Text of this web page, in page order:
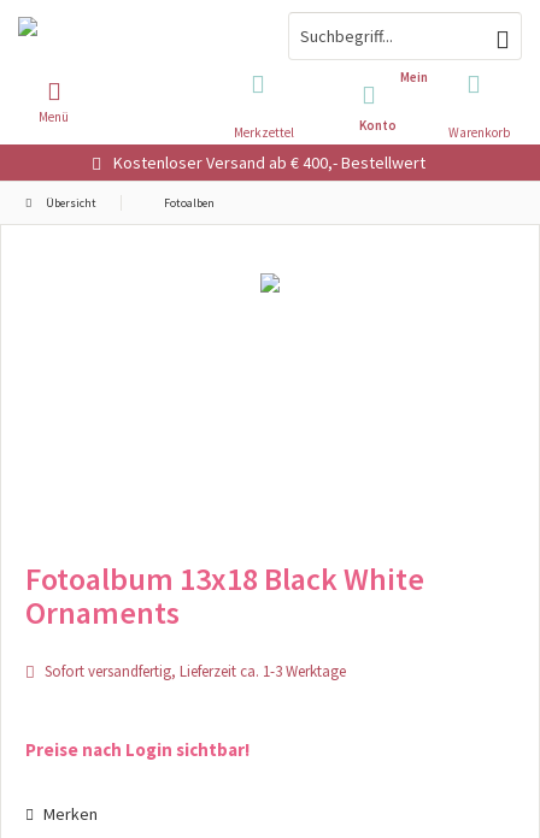
Kostenloser Versand ab € 400,- Bestellwert
Warenkorb
Merkzettel
Mein
Konto
Menü
Übersicht Fotoalben
Fotoalbum 13x18 Black White
Ornaments
Sofort versandfertig, Lieferzeit ca. 1-3 Werktage
Preise nach Login sichtbar!
Merken